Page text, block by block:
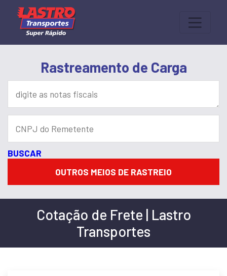
Rastreamento de Carga
BUSCAR
OUTROS MEIOS DE RASTREIO
Cotação de Frete | Lastro
Transportes